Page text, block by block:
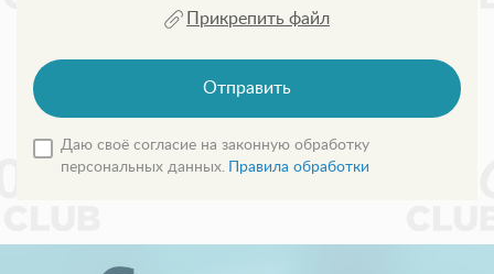
Прикрепить файл
Отправить
Даю своё согласие на законную обработку
персональных данных.
Правила обработки